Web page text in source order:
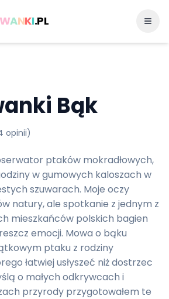
WANKI.PL
Bąk
opinii)
ptaków mokradłowych,
w gumowych kaloszach w
szuwarach. Moje oczy
natury, ale spotkanie z jednym z
mieszkańców polskich bagien
emocji. Mowa o bąku
ptaku z rodziny
łatwiej usłyszeć niż dostrzec
o małych odkrywcach i
przyrody przygotowałem te